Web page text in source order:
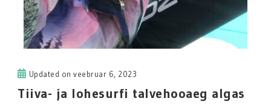
Updated onveebruar 6, 2023
Tiiva- ja lohesurfi talvehooaeg algas